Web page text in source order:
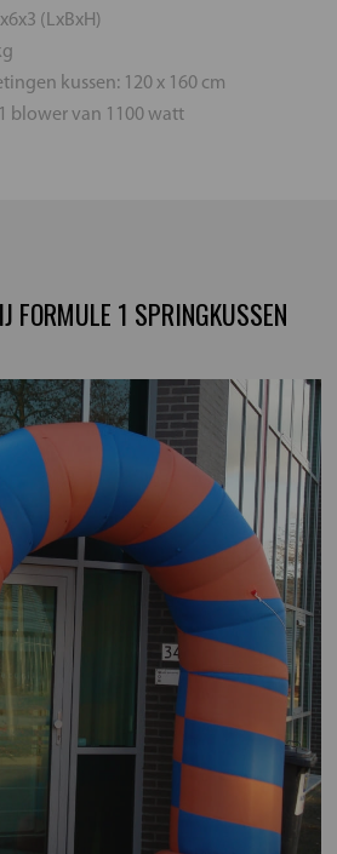
(LxBxH)
kussen: 120 x 160 cm
blower van 1100 watt
FORMULE 1 SPRINGKUSSEN